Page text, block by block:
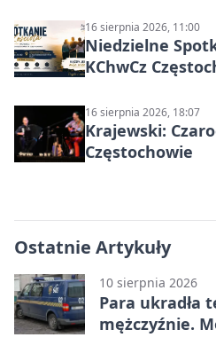
16 sierpnia 2026, 11:00
Niedzielne
KChwCz
16 sierpnia 2026, 18:07
Krajewski:
Częstochowie
Ostatnie Artykuły
10 sierpnia 2026
Para ukradła
mężczyźnie.